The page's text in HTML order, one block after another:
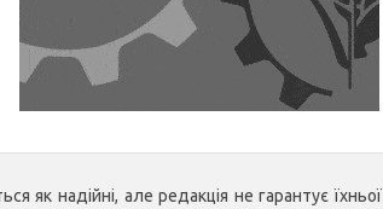
як надійні, але редакція не гарантує їхньої